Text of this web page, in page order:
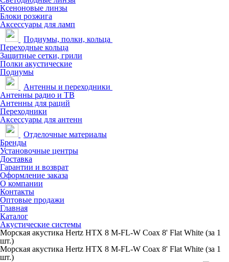
Ксеноновые линзы
Блоки розжига
Аксессуары для ламп
Подиумы, полки, кольца
Переходные кольца
Защитные сетки, грили
Полки акустические
Подиумы
Антенны и переходники
Антенны радио и ТВ
Антенны для раций
Переходники
Аксессуары для антенн
Отделочные материалы
Бренды
Установочные центры
Доставка
Гарантии и возврат
Оформление заказа
О компании
Контакты
Оптовые продажи
Главная
Каталог
Акустические системы
Морская акустика Hertz HTX 8 M-FL-W Coax 8' Flat White (за 1
шт.)
Морская акустика Hertz HTX 8 M-FL-W Coax 8' Flat White (за 1
шт.)